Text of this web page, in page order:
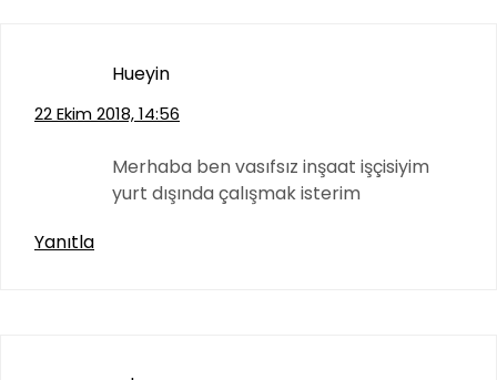
Hueyin
22 Ekim 2018, 14:56
Merhaba ben vasıfsız inşaat işçisiyim
yurt dışında çalışmak isterim
Yanıtla